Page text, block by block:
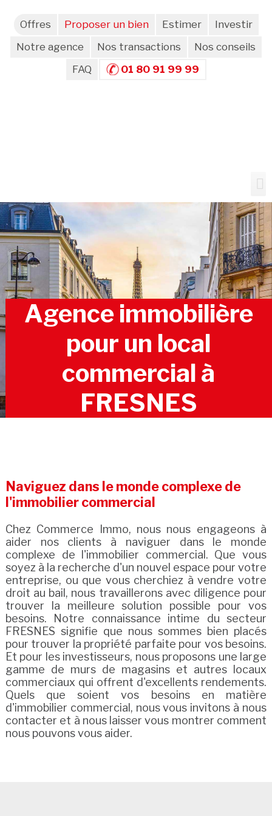
Offres Proposer un bien Estimer
Investir
Notre agence
Nos transactions
Nos conseils
FAQ
01 80 91 99 99
Agence immobilière
pour un local
commercial à
FRESNES
Naviguez dans le monde complexe de
l'immobilier commercial
Chez Commerce Immo, nous nous engageons à
aider nos clients à naviguer dans le monde
complexe de l'immobilier commercial. Que vous
soyez à la recherche d'un nouvel espace pour votre
entreprise, ou que vous cherchiez à vendre votre
droit au bail, nous travaillerons avec diligence pour
trouver la meilleure solution possible pour vos
besoins. Notre connaissance intime du secteur
FRESNES signifie que nous sommes bien placés
pour trouver la propriété parfaite pour vos besoins.
Et pour les investisseurs, nous proposons une large
gamme de murs de magasins et autres locaux
commerciaux qui offrent d'excellents rendements.
Quels que soient vos besoins en matière
d'immobilier commercial, nous vous invitons à nous
contacter et à nous laisser vous montrer comment
nous pouvons vous aider.